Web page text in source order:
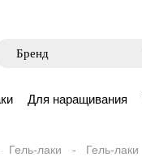
Для наращивания
Гель-лаки Гель-лаки